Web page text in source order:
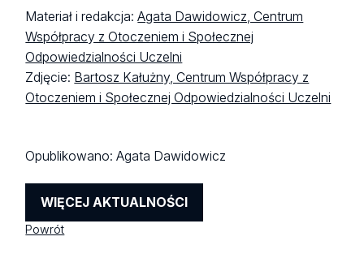
Materiał i redakcja:Agata Dawidowicz, Centrum
Współpracy z Otoczeniem i Społecznej
Odpowiedzialności Uczelni
Zdjęcie: Bartosz Kałużny, Centrum Współpracy z
Otoczeniem i Społecznej Odpowiedzialności Uczelni
Opublikowano:Agata Dawidowicz
WIĘCEJ AKTUALNOŚCI
Powrót